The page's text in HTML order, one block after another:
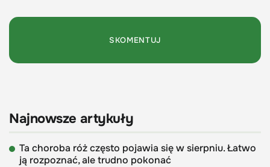
Najnowsze artykuły
Ta choroba róż często pojawia się w sierpniu. Łatwo
ją rozpoznać, ale trudno pokonać